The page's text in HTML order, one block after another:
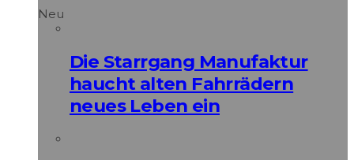
Neu
Die Starrgang Manufaktur
haucht alten Fahrrädern
neues Leben ein